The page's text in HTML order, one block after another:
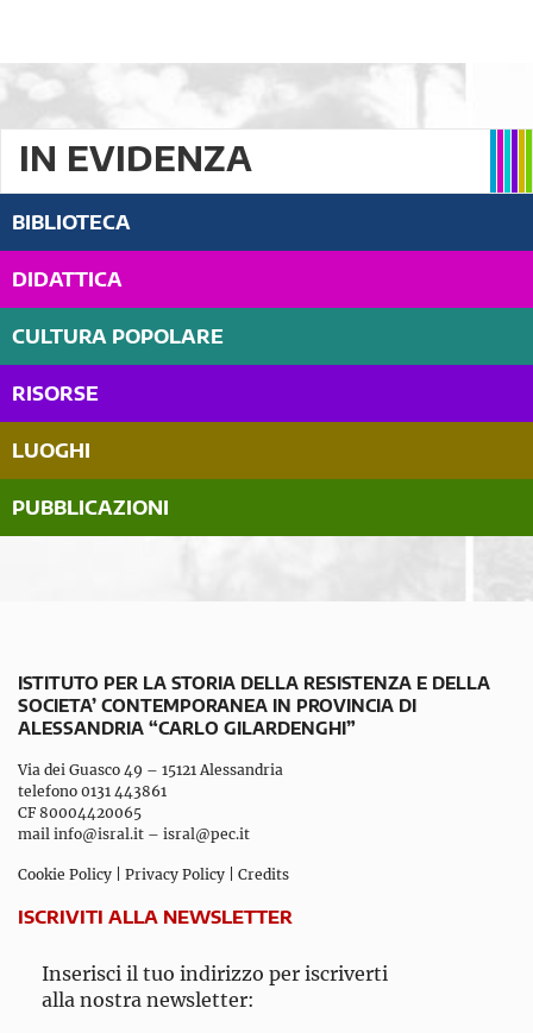
IN EVIDENZA
BIBLIOTECA
DIDATTICA
CULTURA POPOLARE
RISORSE
LUOGHI
PUBBLICAZIONI
ISTITUTO PER LA STORIA DELLA RESISTENZA E DELLA
SOCIETA’ CONTEMPORANEA IN PROVINCIA DI
ALESSANDRIA “CARLO GILARDENGHI”
Via dei Guasco 49 – 15121 Alessandria
telefono 0131 443861
CF 80004420065
mail info@isral.it – isral@pec.it
Cookie Policy Privacy Policy Credits
ISCRIVITI ALLA NEWSLETTER
Inserisci il tuo indirizzo per iscriverti
alla nostra newsletter: